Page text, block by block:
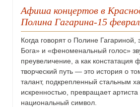
Афиша концертов в
Полина Гагарина-15
Когда говорят о Полине Гагариной,
Бога» и «феноменальный голос»
преувеличение, а как констатация
творческий путь — это история о
талант, подкрепленный стальным
искренностью, превращает
национальный символ.